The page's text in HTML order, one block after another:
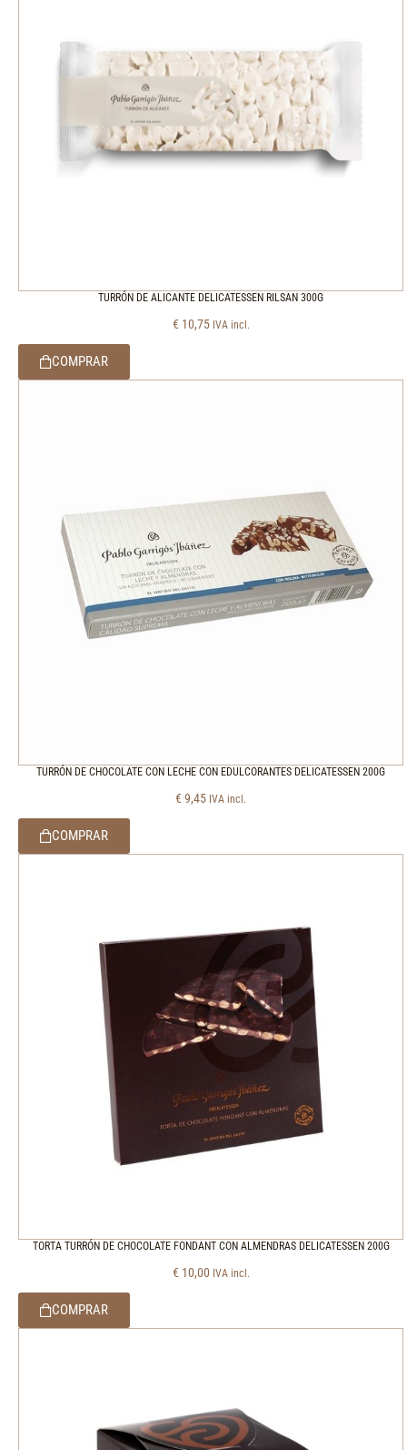
TURRÓN DE ALICANTE DELICATESSEN RILSAN 300G
€ 10,75 IVA incl.
COMPRAR
TURRÓN DE CHOCOLATE CON LECHE CON EDULCORANTES DELICATESSEN 200G
€ 9,45 IVA incl.
COMPRAR
TORTA TURRÓN DE CHOCOLATE FONDANT CON ALMENDRAS DELICATESSEN 200G
€ 10,00 IVA incl.
COMPRAR